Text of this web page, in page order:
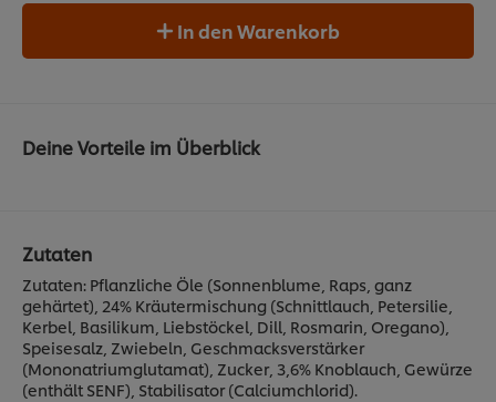
In den Warenkorb
Deine Vorteile im Überblick
Zutaten
Zutaten: Pflanzliche Öle (Sonnenblume, Raps, ganz
gehärtet), 24% Kräutermischung (Schnittlauch, Petersilie,
Kerbel, Basilikum, Liebstöckel, Dill, Rosmarin, Oregano),
Speisesalz, Zwiebeln, Geschmacksverstärker
(Mononatriumglutamat), Zucker, 3,6% Knoblauch, Gewürze
(enthält SENF), Stabilisator (Calciumchlorid).